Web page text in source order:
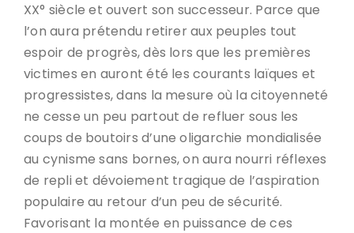
XX° siècle et ouvert son successeur. Parce que
l’on aura prétendu retirer aux peuples tout
espoir de progrès, dès lors que les premières
victimes en auront été les courants laïques et
progressistes, dans la mesure où la citoyenneté
ne cesse un peu partout de refluer sous les
coups de boutoirs d’une oligarchie mondialisée
au cynisme sans bornes, on aura nourri réflexes
de repli et dévoiement tragique de l’aspiration
populaire au retour d’un peu de sécurité.
Favorisant la montée en puissance de ces